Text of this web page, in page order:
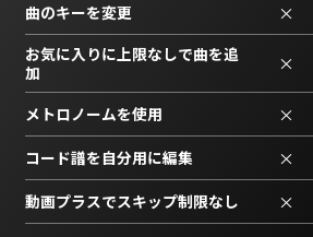
曲のキーを変更 ×
お気に入りに上限なしで曲を追
加
×
メトロノームを使用 ×
コード譜を自分用に編集 ×
動画プラスでスキップ制限なし ×